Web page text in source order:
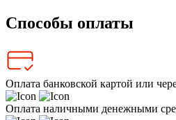
Способы оплаты
Оплата банковской картой или
Оплата наличными денежными